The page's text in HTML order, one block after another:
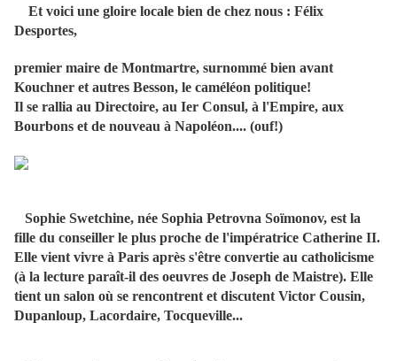
Et voici une gloire locale bien de chez nous : Félix
Desportes,
premier maire de Montmartre, surnommé bien avant
Kouchner et autres Besson, le caméléon politique!
Il se rallia au Directoire, au Ier Consul, à l'Empire, aux
Bourbons et de nouveau à Napoléon.... (ouf!)
Sophie Swetchine, née Sophia Petrovna Soïmonov, est la
fille du conseiller le plus proche de l'impératrice Catherine II.
Elle vient vivre à Paris après s'être convertie au catholicisme
(à la lecture paraît-il des oeuvres de Joseph de Maistre). Elle
tient un salon où se rencontrent et discutent Victor Cousin,
Dupanloup, Lacordaire, Tocqueville...